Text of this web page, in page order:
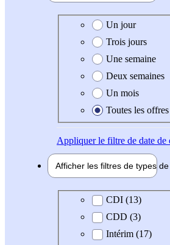
Date de création de l'offre
Un jour
Trois jours
Une semaine
Deux semaines
Un mois
Toutes les offres
Appliquerle filtre de date de
Afficher les filtres de types de
Type de contratCDI (13)
CDD (3)
Intérim (17)